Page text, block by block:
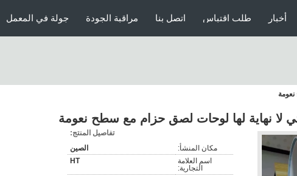
جولة في المعمل مراقبة الجودة اتصل بنا طلب اقتباس أخبار
لا نهاية لها لوحات لصق حزام مع سطح نعومة
تفاصيل المنتج:
مكان المنشأ:
الصين
اسم العلامة
التجارية:
HT